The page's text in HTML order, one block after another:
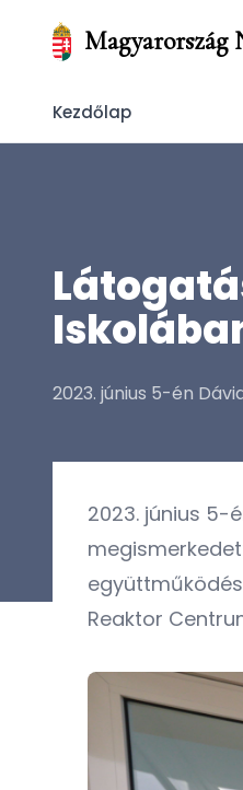
Magyarország
Kezdőlap
2023. június 5-én
2023. június 5-
Reaktor